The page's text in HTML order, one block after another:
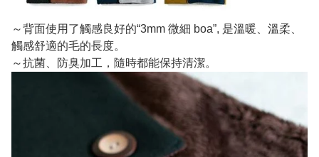
～背面使用了觸感良好的“3mm 微細 boa”, 是溫暖、溫柔、
觸感舒適的毛的長度。
～抗菌、防臭加工，隨時都能保持清潔。